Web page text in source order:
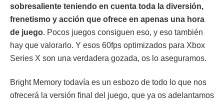
sobresaliente teniendo en cuenta toda la diversión,
frenetismo y acción que ofrece en apenas una hora
de juego. Pocos juegos consiguen eso, y eso también
hay que valorarlo. Y esos 60fps optimizados para Xbox
Series X son una verdadera gozada, os lo aseguramos.
Bright Memory todavía es un esbozo de todo lo que nos
ofrecerá la versión final del juego, que ya os adelantamos